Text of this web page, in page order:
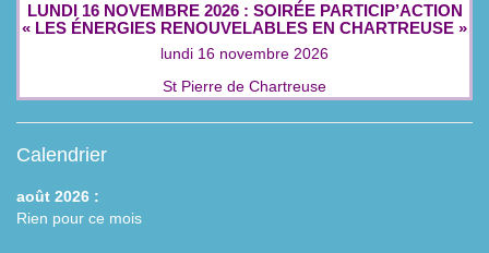
LUNDI 16 NOVEMBRE 2026 : SOIRÉE PARTICIP’ACTION
« LES ÉNERGIES RENOUVELABLES EN CHARTREUSE »
lundi 16 novembre 2026
St Pierre de Chartreuse
Calendrier
août 2026 :
Rien pour ce mois